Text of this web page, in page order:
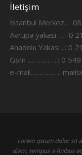
İletişim
İstanbul Merkez.. :
Avrupa yakası…. : 0
Anadolu Yakası ..: 0
Gsm ……………..: 0
e-mail…………….:
Lorem ipsum dolor sit
diam, tempus a finibus